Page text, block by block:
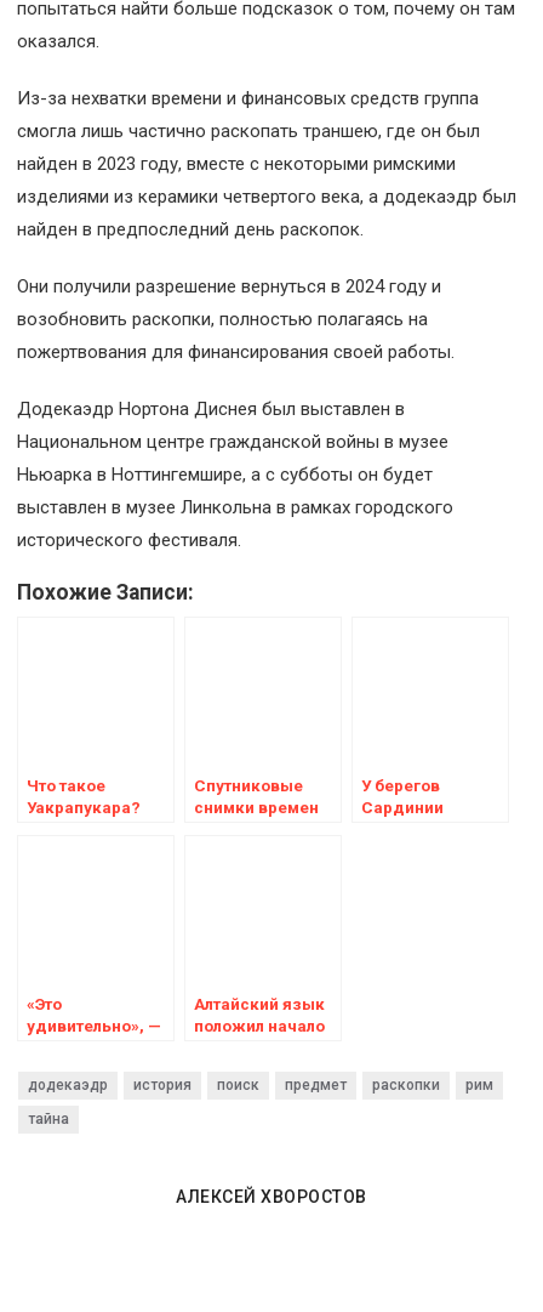
попытаться найти больше подсказок о том, почему он там
оказался.
Из-за нехватки времени и финансовых средств группа
смогла лишь частично раскопать траншею, где он был
найден в 2023 году, вместе с некоторыми римскими
изделиями из керамики четвертого века, а додекаэдр был
найден в предпоследний день раскопок.
Они получили разрешение вернуться в 2024 году и
возобновить раскопки, полностью полагаясь на
пожертвования для финансирования своей работы.
Додекаэдр Нортона Диснея был выставлен в
Национальном центре гражданской войны в музее
Ньюарка в Ноттингемшире, а с субботы он будет
выставлен в музее Линкольна в рамках городского
исторического фестиваля.
Похожие Записи:
Что такое
Уакрапукара?
Спутниковые
снимки времен
У берегов
Сардинии
«Это
удивительно», —
темную пыль с
астероида Бенну
Алтайский язык
положил начало
лет назад
додекаэдр история поиск предмет раскопки
рим
тайна
АЛЕКСЕЙ ХВОРОСТОВ